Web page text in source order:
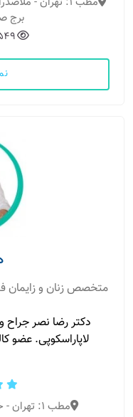
برج صبا
متخصص زنان و زایمان
دکتر رضا نصر جراح
لاپاراسکوپی. عضو
مطب 1: تهران - خیابان دوم گاندی پلاک ۱ واحد۱۲